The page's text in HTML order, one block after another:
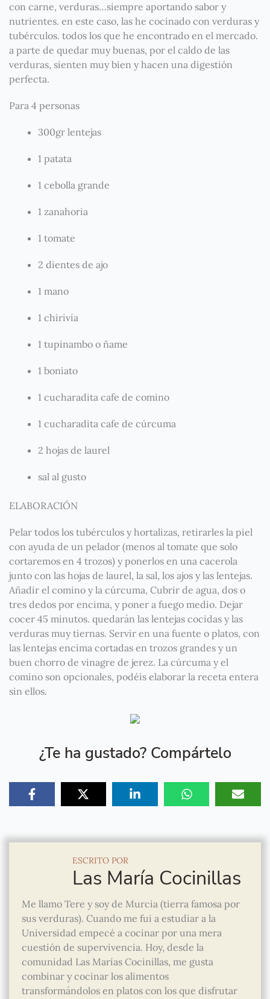
con carne, verduras…siempre aportando sabor y
nutrientes. en este caso, las he cocinado con verduras y
tubérculos. todos los que he encontrado en el mercado.
a parte de quedar muy buenas, por el caldo de las
verduras, sienten muy bien y hacen una digestión
perfecta.
Para 4 personas
300gr lentejas
1 patata
1 cebolla grande
1 zanahoria
1 tomate
2 dientes de ajo
1 mano
1 chirivía
1 tupinambo o ñame
1 boniato
1 cucharadita cafe de comino
1 cucharadita cafe de cúrcuma
2 hojas de laurel
sal al gusto
ELABORACIÓN
Pelar todos los tubérculos y hortalizas, retirarles la piel
con ayuda de un pelador (menos al tomate que solo
cortaremos en 4 trozos) y ponerlos en una cacerola
junto con las hojas de laurel, la sal, los ajos y las lentejas.
Añadir el comino y la cúrcuma, Cubrir de agua, dos o
tres dedos por encima, y poner a fuego medio. Dejar
cocer 45 minutos. quedarán las lentejas cocidas y las
verduras muy tiernas. Servir en una fuente o platos, con
las lentejas encima cortadas en trozos grandes y un
buen chorro de vinagre de jerez. La cúrcuma y el
comino son opcionales, podéis elaborar la receta entera
sin ellos.
¿Te ha gustado? Compártelo
ESCRITO POR
Las María Cocinillas
Me llamo Tere y soy de Murcia (tierra famosa por
sus verduras). Cuando me fui a estudiar a la
Universidad empecé a cocinar por una mera
cuestión de supervivencia. Hoy, desde la
comunidad Las Marías Cocinillas, me gusta
combinar y cocinar los alimentos
transformándolos en platos con los que disfrutar